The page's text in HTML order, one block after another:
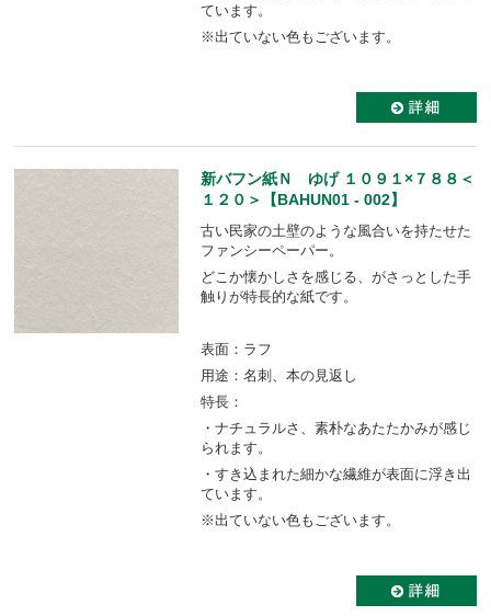
ています。
※出ていない色もございます。
新バフン紙Ｎ ゆげ １０９１×７８８＜
１２０＞【BAHUN01 - 002】
古い民家の土壁のような風合いを持たせた
ファンシーペーパー。
どこか懐かしさを感じる、がさっとした手
触りが特長的な紙です。
表面：ラフ
用途：名刺、本の見返し
特長：
・ナチュラルさ、素朴なあたたかみが感じ
られます。
・すき込まれた細かな繊維が表面に浮き出
ています。
※出ていない色もございます。